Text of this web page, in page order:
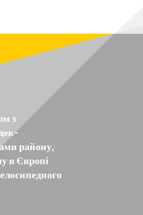
з
району,
в Європі